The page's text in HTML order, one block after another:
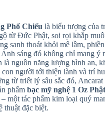
Phổ Chiếu là biểu tượng của
từ Đức Phật, soi rọi khắp
sanh thoát khỏi mê lầm,
sáng đó không chỉ mang ý
là nguồn năng lượng bình an,
người tới thiện lành và trí
từ triết lý sâu sắc đó, Ancarat
phẩm bạc mỹ nghệ 1 Oz
– một tác phẩm kim loại quý
thuật đặc biệt.